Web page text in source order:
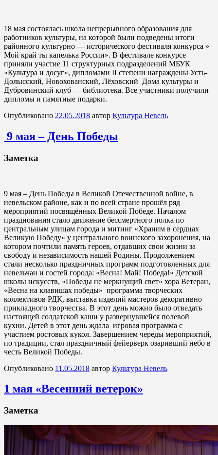
18 мая состоялась школа непрерывного образования для
работников культуры, на которой были подведены итоги
районного культурно — исторического фестиваля конкурса »
Мой край ты капелька России». В фестивале конкурсе
приняли участие 11 структурных подразделений МБУК
«Культура и досуг», дипломами II степени награждены Усть-
Долысский, Новохованский, Лёховский Дома культуры и
Дубровинский клуб — библиотека. Все участники получили
дипломы и памятные подарки.
Опубликовано 22.05.2018 автор Культура Невель
9 мая – День Победы
Заметка
9 мая – День Победы в Великой Отечественной войне, в
невельском районе, как и по всей стране прошёл ряд
мероприятий посвящённых Великой Победе. Началом
празднования стало движение бессмертного полка по
центральным улицам города и митинг «Храним в сердцах
Великую Победу» у центрального воинского захоронения, на
котором почтили память героев, отдавших свои жизни за
свободу и независимость нашей Родины. Продолжением
стали несколько праздничных программ подготовленных для
невельчан и гостей города: «Весна! Май! Победа!» Детской
школы искусств, «Победы не меркнущий свет» хора Ветеран,
«Весна на клавишах победы» программа творческих
коллективов РДК, выставка изделий мастеров декоративно —
прикладного творчества. В этот день можно было отведать
настоящей солдатской каши у развернувшейся полевой
кухни. Детей в этот день ждала игровая программа с
участием ростовых кукол. Завершением череды мероприятий,
по традиции, стал праздничный фейерверк озаривший небо в
честь Великой Победы.
Опубликовано 11.05.2018 автор Культура Невель
1 мая «Весенний ветерок»
Заметка